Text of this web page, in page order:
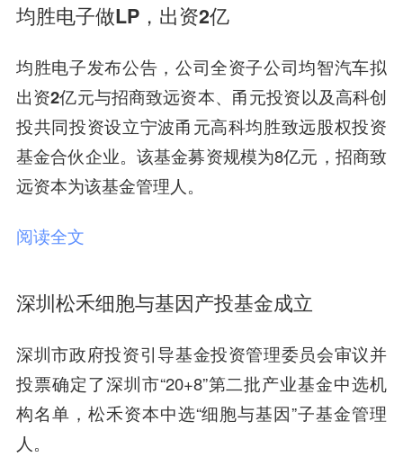
均胜电子做LP，出资2亿
均胜电子发布公告，公司全资子公司均智汽车拟
出资2亿元与招商致远资本、甬元投资以及高科创
投共同投资设立宁波甬元高科均胜致远股权投资
基金合伙企业。该基金募资规模为8亿元，招商致
远资本为该基金管理人。
阅读全文
深圳松禾细胞与基因产投基金成立
深圳市政府投资引导基金投资管理委员会审议并
投票确定了深圳市“20+8”第二批产业基金中选机
构名单，松禾资本中选“细胞与基因”子基金管理
人。